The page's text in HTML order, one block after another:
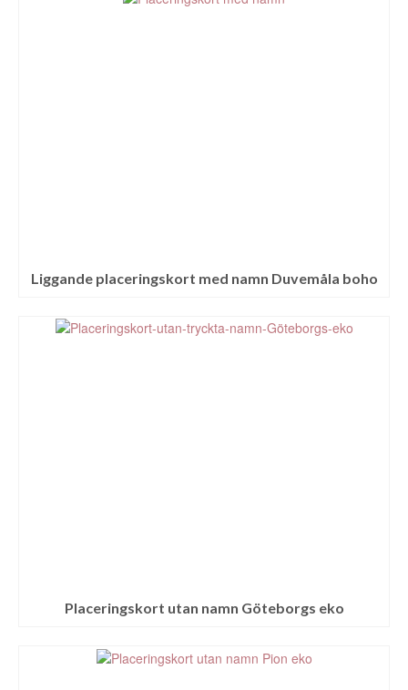
Liggande placeringskort med namn Duvemåla boho
Placeringskort utan namn Göteborgs eko